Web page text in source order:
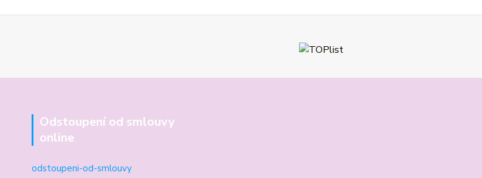
Odstoupení od smlouvy
online
odstoupeni-od-smlouvy